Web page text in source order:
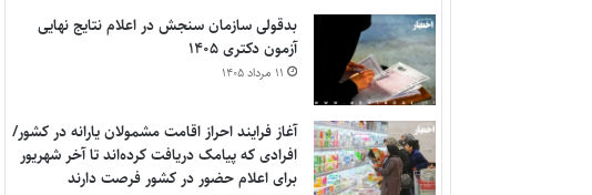
بدقولی سازمان سنجش در اعلام نتایج نهایی
آزمون دکتری ۱۴۰۵
۱۱ مرداد ۱۴۰۵
آغاز فرایند احراز اقامت مشمولان یارانه در کشور/
افرادی که پیامک دریافت کرده‌اند تا آخر شهریور
برای اعلام حضور در کشور فرصت دارند